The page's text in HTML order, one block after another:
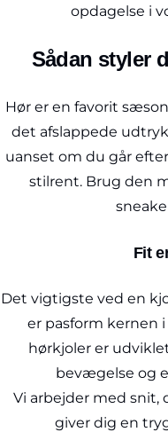
opdagelse i
Sådan styler
Hør er en favorit
det afslappede
uanset om du går
stilrent. Brug den
Fit
Det vigtigste ved en
er pasform kernen i
hørkjoler er
bevægelse og
Vi arbejder med snit,
giver dig en